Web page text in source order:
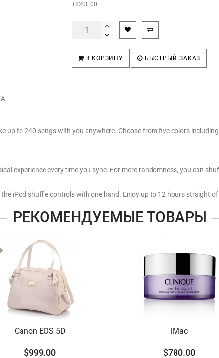
+$200.00
В КОРЗИНУ БЫСТРЫЙ ЗАКАЗ
up to 240 songs with you anywhere. Choose from five colors
experience every time you sync. For more randomness, you can
iPod shuffle controls with one hand. Enjoy up to 12 hours straight
РЕКОМЕНДУЕМЫЕ ТОВАРЫ
iMac
$780.00
Apple
$8 600.00